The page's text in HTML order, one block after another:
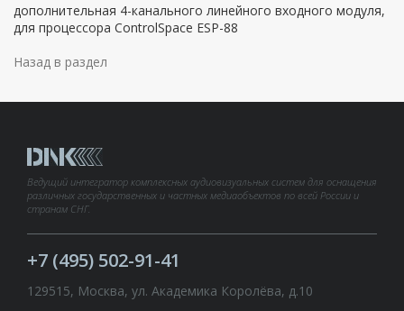
дополнительная 4-канального линейного входного модуля,
для процессора ControlSpace ESP-88
Назад в раздел
Ведущий интегратор комплексных аудиовизуальных систем для оснащения
различных государственных и частных медиаобъектов по всей России и
странам СНГ.
+7 (495) 502-91-41
129515, Москва, ул. Академика Королёва, д.10